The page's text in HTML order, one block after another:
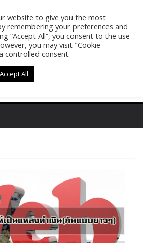
Puypong
ยนรู้และพร้อมแบ่งปันของผม
website to give you the most
remembering your preferences and
“Accept All”, you consent to the use
you may visit "Cookie
controlled consent.
Accept All